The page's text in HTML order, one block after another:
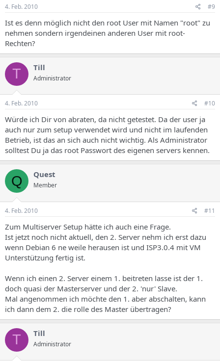
4. Feb. 2010 #9
Ist es denn möglich nicht den root User mit Namen "root" zu
nehmen sondern irgendeinen anderen User mit root-
Rechten?
T Till
Administrator
4. Feb. 2010 #10
Würde ich Dir von abraten, da nicht getestet. Da der user ja
auch nur zum setup verwendet wird und nicht im laufenden
Betrieb, ist das an sich auch nicht wichtig. Als Administrator
solltest Du ja das root Passwort des eigenen servers kennen.
Q Quest
Member
4. Feb. 2010 #11
Zum Multiserver Setup hätte ich auch eine Frage.
Ist jetzt noch nicht aktuell, den 2. Server nehm ich erst dazu
wenn Debian 6 ne weile herausen ist und ISP3.0.4 mit VM
Unterstützung fertig ist.
Wenn ich einen 2. Server einem 1. beitreten lasse ist der 1.
doch quasi der Masterserver und der 2. 'nur' Slave.
Mal angenommen ich möchte den 1. aber abschalten, kann
ich dann dem 2. die rolle des Master übertragen?
T Till
Administrator